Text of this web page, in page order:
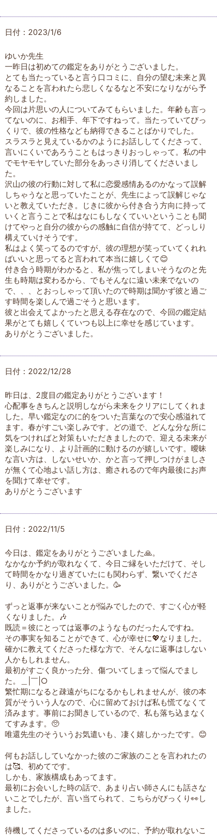
日付：2023/1/6
ゆいか先生
一昨日は初めての鑑定をありがとうございました。
とても当たっていると言う口コミに、自分の望む未来と異
なることを言われたら悲しくなるなと不安になりながら予
約しました。
今回は片思いの人についてみてもらいました。年齢も言っ
てないのに、お相手、年下ですねって。当たっていてびっ
くりで、彼の性格なども納得できることばかりでした。
スラスラと見えているかのようにお話ししてくださって、
言いにくいであろうこともはっきりおっしゃって。私の中
でモヤモヤしていた部分をあっさり消してくださいまし
た。
沢山の彼の行動に対して私に恋愛感情あるのかなって誤解
しちゃうなと思っていたことが、先生によって誤解じゃな
いと教えていただき。じきに彼から付き合う方向に持って
いくと言うことで私はなにもしなくていいということも聞
けてやっと自分の彼からの感触に自信が持てて、どっしり
構えていけそうです。
私はよく笑ってるのですが、彼の理想が笑っていてくれれ
ばいいと思ってると言われて本当に嬉しくて😊
付き合う時期がわかると、私が焦ってしまいそうなのと先
生も時期は変わるから、でもそんなに遠い未来でないの
で、、、とおっしゃって頂いたので時期は聞かず彼と過ご
す時間を楽しんで過ごそうと思います。
彼と出会えてよかったと思える存在なので、今回の鑑定結
果がとても嬉しくていつも以上に幸せを感じています。
ありがとうございました。
日付：2022/12/28
昨日は、2度目の鑑定ありがとうございます！
心配事をきちんと説明しながら未来をクリアにしてくれま
した。早い鑑定なのに的をついた言葉なので安心感溢れて
ます。春がすごい楽しみです。どの道で、どんな分な所に
気をつければと対策もいただきましたので、迎える未来が
楽しみになり、より計画的に動けるのが嬉しいです。曖昧
な言い方は、しないせいか、かと言って押しつけがましさ
が無くて心地よい話し方は、癒されるので年内最後にお声
を聞けて幸せです。
ありがとうございます
日付：2022/11/5
今日は、鑑定をありがとうございました🙏。
なかなか予約が取れなくて、今日ご縁をいただけて、そし
て時間をかなり過ぎていたにも関わらず、繋いでくださ
り、ありがとうございました。🥳
ずっと返事が来ないことが悩みでしたので、すごく心が軽
くなりました。🎶
既読＝彼にとっては返事のようなものだったんですね。
その事実を知ることができて、心が幸せに💖なりました。
確かに教えてくださった様な方で、そんなに返事はしない
人かもしれません。
最初がすごく良かった分、傷ついてしまって悩んでまし
た。＿|￣|○
繁忙期になると疎遠がちになるかもしれませんが、彼の本
質がそういう人なので、心に留めておけば私も慌てなくて
済みます。事前にお聞きしているので、私も落ち込まなく
てすみます。🥺
唯還先生のそういうお気遣いも、凄く嬉しかったです。😊
何もお話ししていなかった彼のご家族のことを言われたの
は🥰、初めてです。
しかも、家族構成もあってます。
最初にお会いした時の話で、あまり占い師さんにも話さな
いことでしたが、言い当てられて、こちらがびっくり👀し
ました。
待機してくださっているのは多いのに、予約が取れないこ